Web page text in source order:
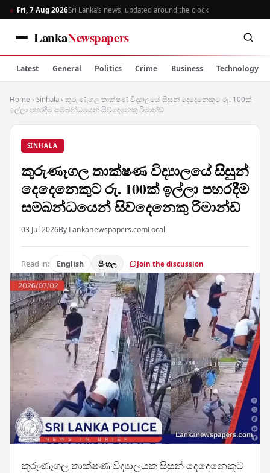
Fri, 7 Aug 2026Sri Lanka’s news, updated around the clock
LankaNewspapers
Latest General Politics Crime Business Technology
Home › Sinhala › කුරුණෑගල තාක්ෂණ විද්‍යාලයේ සිසුන් දෙදෙනෙකුට රු. 100ක්
ඉල්ලා පහරදීම සම්බන්ධයෙන් සිව්දෙනෙකු රිමාන්ඩ්
SINHALA
කුරුණෑගල තාක්ෂණ විද්‍යාලයේ සිසුන්
දෙදෙනෙකුට රු. 100ක් ඉල්ලා පහරදීම
සම්බන්ධයෙන් සිව්දෙනෙකු රිමාන්ඩ්
03 Jul 2026By Lankanewspapers.comLocal
Read in: English සිංහල Join the discussion
කුරුණෑගල තාක්ෂණ විද්‍යාලයක සිසුන් දෙදෙනෙකුට